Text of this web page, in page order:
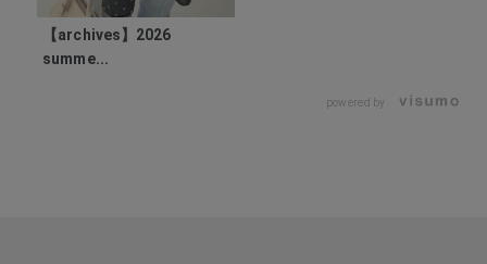
【archives】2026
summe...
powered by